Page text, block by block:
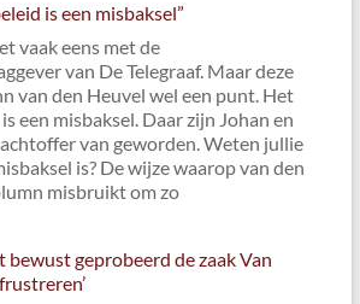
is een misbaksel”
vaak eens met de
van De Telegraaf. Maar deze
van den Heuvel wel een punt. Het
een misbaksel. Daar zijn Johan en
van geworden. Weten jullie
is? De wijze waarop van den
misbruikt om zo
bewust geprobeerd de zaak Van